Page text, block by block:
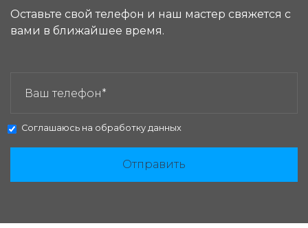
Оставьте свой телефон и наш мастер свяжется с
вами в ближайшее время.
Соглашаюсь на обработку данных
Отправить